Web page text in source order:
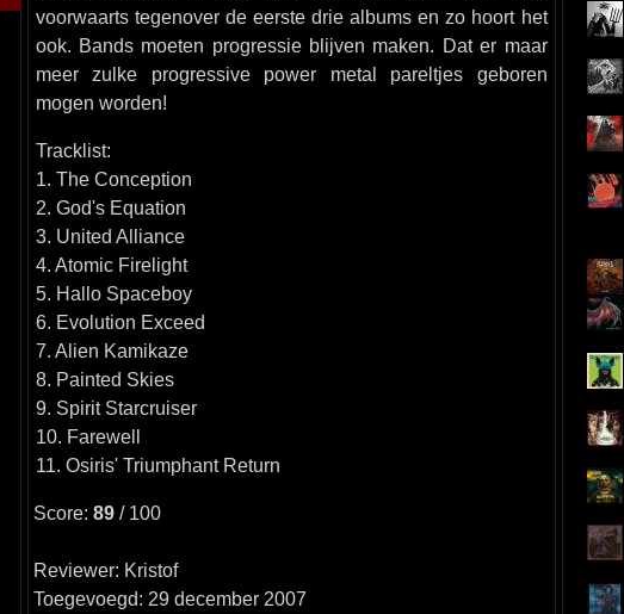
voorwaarts tegenover de eerste drie albums en zo hoort het
ook. Bands moeten progressie blijven maken. Dat er maar
meer zulke progressive power metal pareltjes geboren
mogen worden!
Tracklist:
1. The Conception
2. God's Equation
3. United Alliance
4. Atomic Firelight
5. Hallo Spaceboy
6. Evolution Exceed
7. Alien Kamikaze
8. Painted Skies
9. Spirit Starcruiser
10. Farewell
11. Osiris' Triumphant Return
Score: 89/ 100
Reviewer: Kristof
Toegevoegd: 29 december 2007